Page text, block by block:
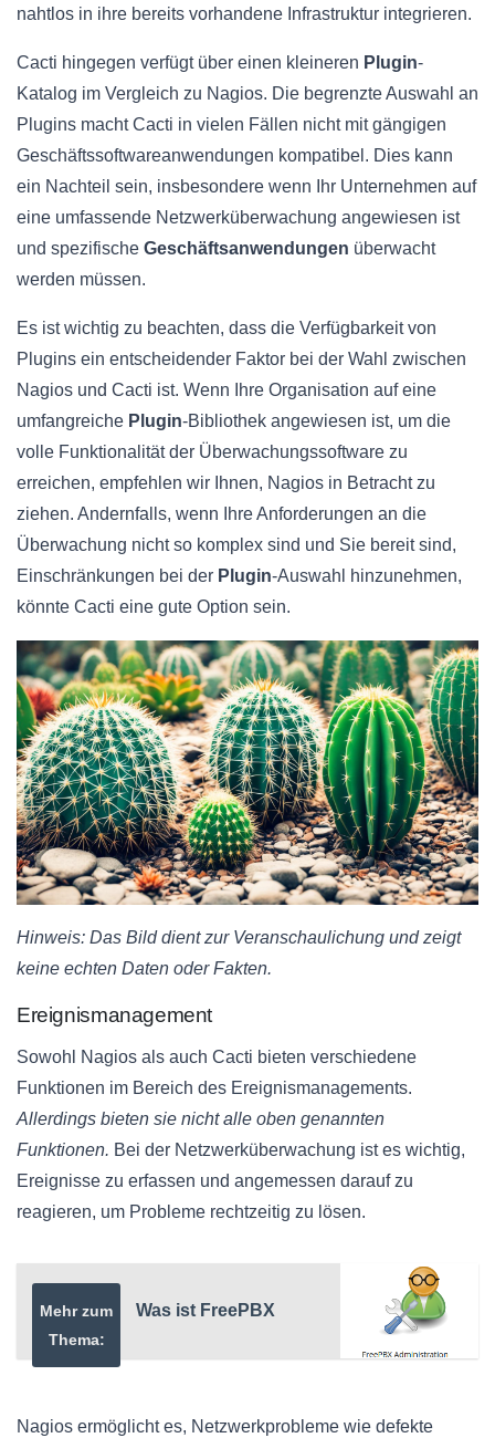
nahtlos in ihre bereits vorhandene Infrastruktur integrieren.
Cacti hingegen verfügt über einen kleineren Plugin-
Katalog im Vergleich zu Nagios. Die begrenzte Auswahl an
Plugins macht Cacti in vielen Fällen nicht mit gängigen
Geschäftssoftwareanwendungen kompatibel. Dies kann
ein Nachteil sein, insbesondere wenn Ihr Unternehmen auf
eine umfassende Netzwerküberwachung angewiesen ist
und spezifische Geschäftsanwendungen überwacht
werden müssen.
Es ist wichtig zu beachten, dass die Verfügbarkeit von
Plugins ein entscheidender Faktor bei der Wahl zwischen
Nagios und Cacti ist. Wenn Ihre Organisation auf eine
umfangreiche Plugin-Bibliothek angewiesen ist, um die
volle Funktionalität der Überwachungssoftware zu
erreichen, empfehlen wir Ihnen, Nagios in Betracht zu
ziehen. Andernfalls, wenn Ihre Anforderungen an die
Überwachung nicht so komplex sind und Sie bereit sind,
Einschränkungen bei der Plugin-Auswahl hinzunehmen,
könnte Cacti eine gute Option sein.
Hinweis: Das Bild dient zur Veranschaulichung und zeigt
keine echten Daten oder Fakten.
Ereignismanagement
Sowohl Nagios als auch Cacti bieten verschiedene
Funktionen im Bereich des Ereignismanagements.
Allerdings bieten sie nicht alle oben genannten
Funktionen. Bei der Netzwerküberwachung ist es wichtig,
Ereignisse zu erfassen und angemessen darauf zu
reagieren, um Probleme rechtzeitig zu lösen.
Mehr zum
Thema:
Was ist FreePBX
Nagios ermöglicht es, Netzwerkprobleme wie defekte